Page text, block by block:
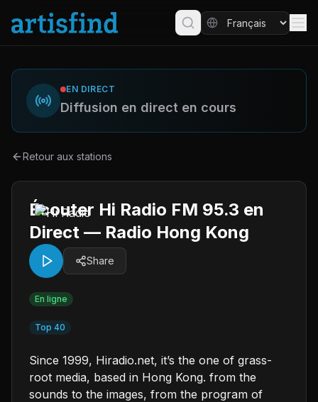
EN DIRECT
Diffusion en direct en cours
Retour aux stations
Écouter Hi Radio FM 95.3 en
Direct — Radio Hong Kong
Share
En ligne
Top 40
Since 1999, Hiradio.net, it’s the one of grass-
root media, based in Hong Kong. from the
sounds to the images, from the program of